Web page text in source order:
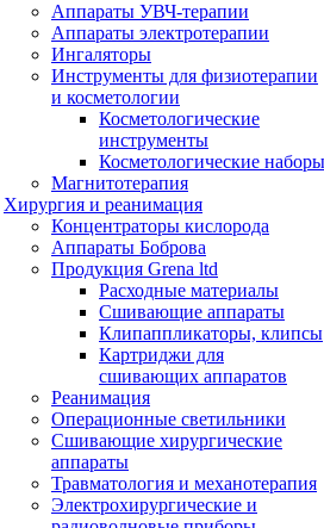
Аппараты УВЧ-терапии
Аппараты электротерапии
Ингаляторы
Инструменты для физиотерапии
и косметологии
Косметологические
инструменты
Косметологические наборы
Магнитотерапия
Хирургия и реанимация
Концентраторы кислорода
Аппараты Боброва
Продукция Grena ltd
Расходные материалы
Сшивающие аппараты
Клипаппликаторы, клипсы
Картриджи для
сшивающих аппаратов
Реанимация
Операционные светильники
Сшивающие хирургические
аппараты
Травматология и механотерапия
Электрохирургические и